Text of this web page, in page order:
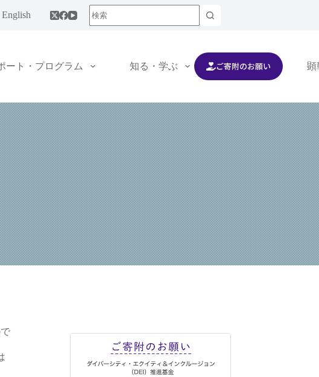
English
ート・プログラム 知る・学ぶ 交流する 顕
ご寄附のお願い